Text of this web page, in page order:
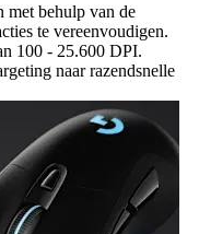
met behulp van de
te vereenvoudigen.
100 - 25.600 DPI.
naar razendsnelle